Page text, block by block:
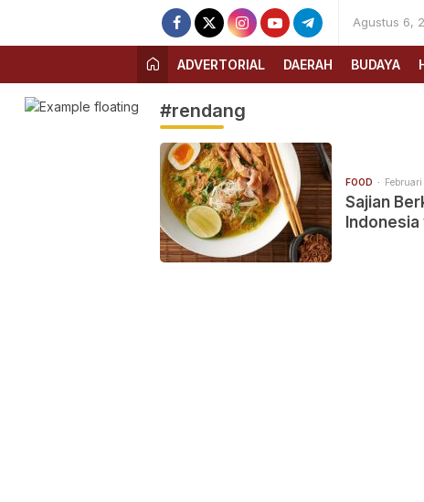
Agustus 6,
ADVERTORIAL DAERAH BUDAYA
#rendang
FOOD
Sajian
Indonesia